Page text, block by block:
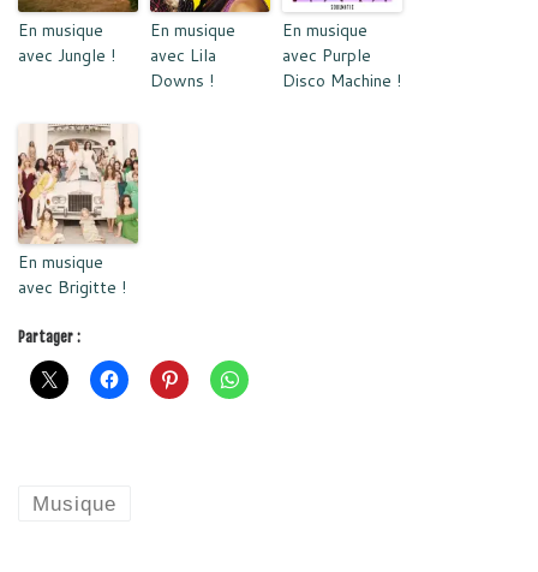
En musique
avec Jungle !
En musique
avec Lila
Downs !
En musique
avec Purple
Disco Machine !
En musique
avec Brigitte !
Partager :
Musique